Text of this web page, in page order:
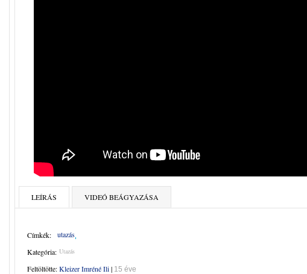
LEÍRÁS VIDEÓ BEÁGYAZÁSA
Címkék:
utazás
Kategória: Utazás
Feltöltötte:Kleizer Imréné Ili| 15 éve